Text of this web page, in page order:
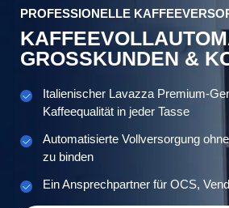
PROFESSIONELLE
GROSSKUNDEN &
Italienischer Lavazza Premium-
Kaffeequalität in jeder Tasse
Automatisierte Vollversorgung
zu binden
Ein Ansprechpartner für OCS,